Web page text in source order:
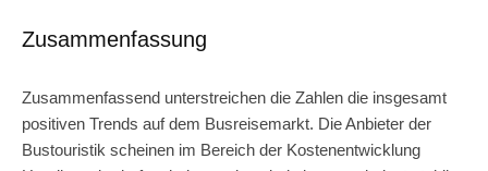
Zusammenfassung
Zusammenfassend unterstreichen die Zahlen die insgesamt
positiven Trends auf dem Busreisemarkt. Die Anbieter der
Bustouristik scheinen im Bereich der Kostenentwicklung